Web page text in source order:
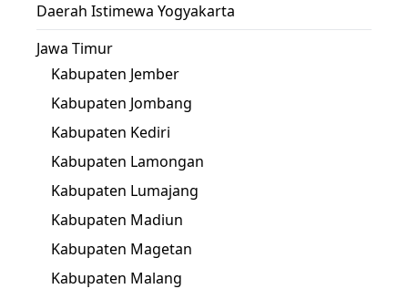
Daerah Istimewa Yogyakarta
Jawa Timur
Kabupaten Jember
Kabupaten Jombang
Kabupaten Kediri
Kabupaten Lamongan
Kabupaten Lumajang
Kabupaten Madiun
Kabupaten Magetan
Kabupaten Malang